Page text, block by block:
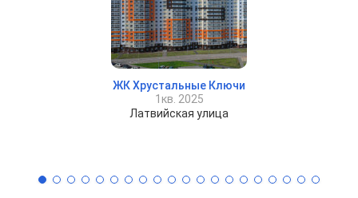
ЖК Хрустальные Ключи
1кв. 2025
Латвийская улица